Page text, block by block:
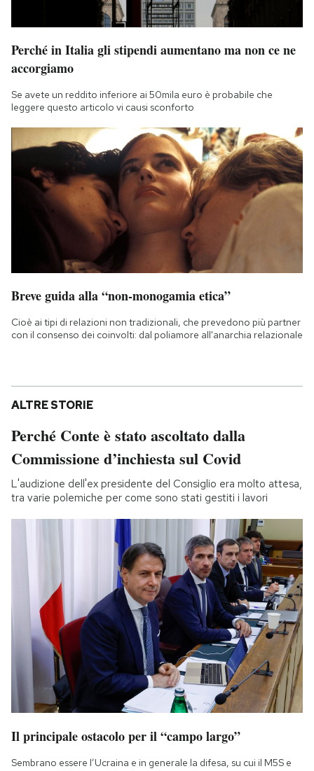
Perché in Italia gli stipendi aumentano ma non ce ne
accorgiamo
Se avete un reddito inferiore ai 50mila euro è probabile che
leggere questo articolo vi causi sconforto
Breve guida alla “non-monogamia etica”
Cioè ai tipi di relazioni non tradizionali, che prevedono più partner
con il consenso dei coinvolti: dal poliamore all'anarchia relazionale
ALTRE STORIE
Perché Conte è stato ascoltato dalla
Commissione d’inchiesta sul Covid
L'audizione dell'ex presidente del Consiglio era molto attesa,
tra varie polemiche per come sono stati gestiti i lavori
Il principale ostacolo per il “campo largo”
Sembrano essere l’Ucraina e in generale la difesa, su cui il M5S e